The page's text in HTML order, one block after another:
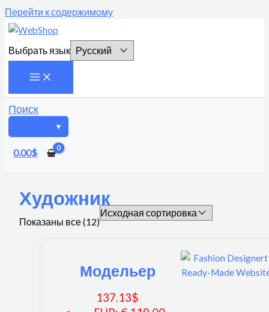
Перейти к содержимому
Выбрать язык
Поиск
0.00$
Художник
Показаны все (12)
Модельер
137.13$